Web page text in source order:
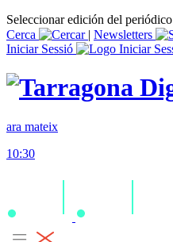
Seleccionar edición del periódico
Cerca
| Newsletters
Iniciar Sessió
ara mateix
10:30